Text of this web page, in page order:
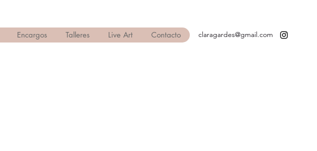
Encargos Talleres Live Art Contacto claragardes@gmail.com